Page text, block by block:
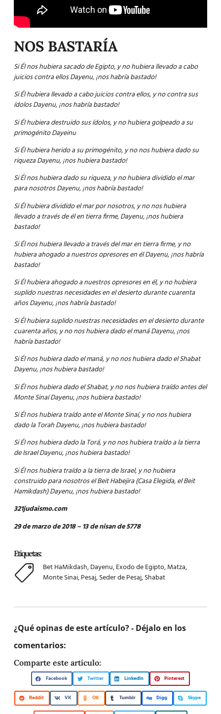
NOS BASTARÍA
Si Él nos hubiera sacado de Egipto, y no hubiera llevado a cabo
juicios contra ellos Dayenu, ¡nos habría bastado!
Si Él hubiera llevado a cabo juicios contra ellos, y no contra sus
ídolos Dayenu, ¡nos habría bastado!
Si Él hubiera destruido sus ídolos, y no hubiera golpeado a su
primogénito Dayeinu
Si Él hubiera herido a su primogénito, y no nos hubiera dado su
riqueza Dayenu, ¡nos hubiera bastado!
Si Él nos hubiera dado su riqueza, y no hubiera dividido el mar
para nosotros Dayenu, ¡nos habría bastado!
Si Él hubiera dividido el mar por nosotros, y no nos hubiera
llevado a través de él en tierra firme, Dayenu, ¡nos hubiera
bastado!
Si Él nos hubiera llevado a través del mar en tierra firme, y no
hubiera ahogado a nuestros opresores en él Dayenu, ¡nos habría
bastado!
Si Él hubiera ahogado a nuestros opresores en él, y no hubiera
suplido nuestras necesidades en el desierto durante cuarenta
años Dayenu, ¡nos habría bastado!
Si Él hubiera suplido nuestras necesidades en el desierto durante
cuarenta años, y no nos hubiera dado el maná Dayenu, ¡nos
habría bastado!
Si Él nos hubiera dado el maná, y no nos hubiera dado el Shabat
Dayenu, ¡nos hubiera bastado!
Si Él nos hubiera dado el Shabat, y no nos hubiera traído antes del
Monte Sinaí Dayenu, ¡nos hubiera bastado!
Si Él nos hubiera traído ante el Monte Sinaí, y no nos hubiera
dado la Torah Dayenu, ¡nos hubiera bastado!
Si Él nos hubiera dado la Torá, y no nos hubiera traído a la tierra
de Israel Dayenu, ¡nos hubiera bastado!
Si Él nos hubiera traído a la tierra de Israel, y no hubiera
construido para nosotros el Beit Habejira (Casa Elegida, el Beit
Hamikdash) Dayenu, ¡nos hubiera bastado!
321judaismo.com
29 de marzo de 2018 – 13 de nisan de 5778
Etiquetas:
Bet HaMikdash,Dayenu,Exodo de Egipto,Matza,
Monte Sinai,Pesaj,Seder de Pesaj,Shabat
¿Qué opinas de este artículo? - Déjalo en los
comentarios:
Comparte este artículo:
Facebook Twitter LinkedIn Pinterest
Reddit VK OK Tumblr Digg Skype